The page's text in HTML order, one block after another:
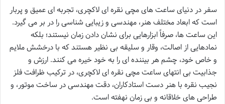
سفر در دنیای ساعت های مچی نقره ای لاکچری، تجربه ای عمیق و پربار
است که ابعاد مختلف هنر، مهندسی و زیبایی شناسی را در بر می گیرد.
این ساعت ها، صرفاً ابزارهایی برای نشان دادن زمان نیستند؛ بلکه
نمادهایی از اصالت، وقار و سلیقه بی نظیر هستند که با درخشش ملایم
و خاص خود، چشم هر بیننده ای را به خود خیره می کنند. ارزش و
جذابیت بی انتهای ساعت مچی نقره ای لاکچری، در ترکیب ظرافت فلز
نجیب نقره با هنر دست استادکاران، دقت مهندسی در ساخت موتور، و
طراحی های خلاقانه و بی زمان نهفته است.